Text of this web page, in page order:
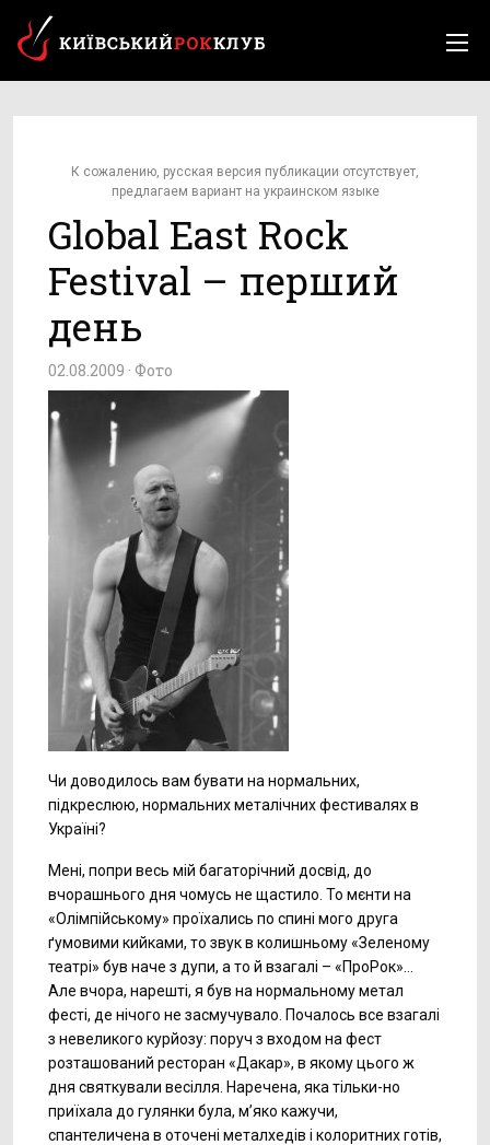
К сожалению, русская версия публикации отсутствует,
предлагаем вариант на украинском языке
Global East Rock
Festival – перший
день
02.08.2009 · Фото
Чи доводилось вам бувати на нормальних,
підкреслюю, нормальних металічних фестивалях в
Україні?
Мені, попри весь мій багаторічний досвід, до
вчорашнього дня чомусь не щастило. То мєнти на
«Олімпійському» проїхались по спині мого друга
ґумовими кийками, то звук в колишньому «Зеленому
театрі» був наче з дупи, а то й взагалі – «ПроРок»…
Але вчора, нарешті, я був на нормальному метал
фесті, де нічого не засмучувало. Почалось все взагалі
з невеликого курйозу: поруч з входом на фест
розташований ресторан «Дакар», в якому цього ж
дня святкували весілля. Наречена, яка тільки-но
приїхала до гулянки була, м’яко кажучи,
спантеличена в оточені металхедів і колоритних готів,